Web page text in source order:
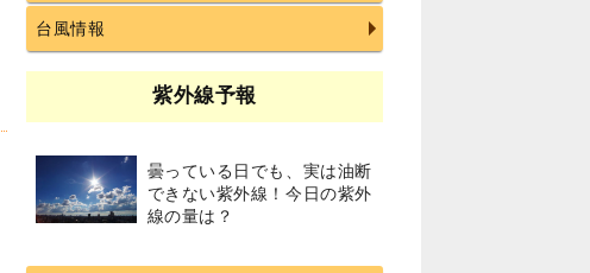
台風情報
紫外線予報
曇っている日でも、実は油断
できない紫外線！今日の紫外
線の量は？